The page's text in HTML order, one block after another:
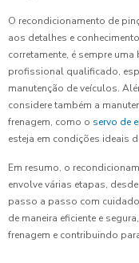
O recondicionamento de
aos detalhes e
corretamente, é sempre
profissional qualificado,
manutenção de veículos.
considere também a
frenagem, como o servo de
esteja em condições ideais
Em resumo, o
envolve várias etapas,
passo a passo com
de maneira eficiente e
frenagem e contribuindo